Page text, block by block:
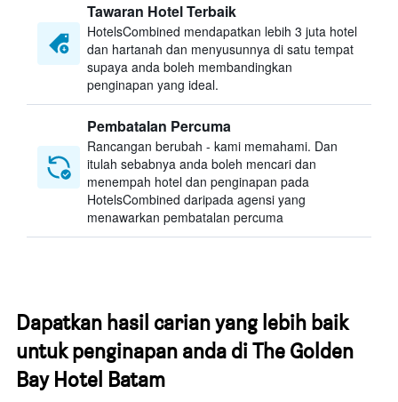
Tawaran Hotel Terbaik
HotelsCombined mendapatkan lebih 3 juta hotel
dan hartanah dan menyusunnya di satu tempat
supaya anda boleh membandingkan
penginapan yang ideal.
Pembatalan Percuma
Rancangan berubah - kami memahami. Dan
itulah sebabnya anda boleh mencari dan
menempah hotel dan penginapan pada
HotelsCombined daripada agensi yang
menawarkan pembatalan percuma
Dapatkan hasil carian yang lebih baik
untuk penginapan anda di The Golden
Bay Hotel Batam